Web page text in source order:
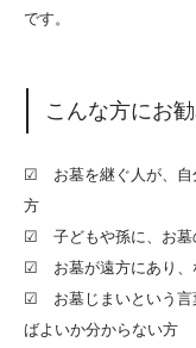
です。
こんな方にお
☑ お墓を継ぐ人が、自
方
☑ 子どもや孫に、お墓
☑ お墓が遠方にあり、
☑ お墓じまいという言
ばよいか分からない方